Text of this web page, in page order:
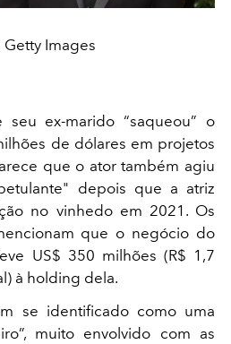
Getty Images
ex-marido “saqueou” o
de dólares em projetos
que o ator também agiu
depois que a atriz
no vinhedo em 2021. Os
que o negócio do
US$ 350 milhões (R$ 1,7
à holding dela.
se identificado como uma
muito envolvido com as